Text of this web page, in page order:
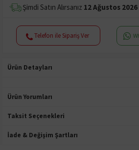
Şimdi Satın Alırsanız 12 Ağustos 2026
Telefon ile Sipariş Ver
Ürün Detayları
Ürün Yorumları
Taksit Seçenekleri
İade & Değişim Şartları